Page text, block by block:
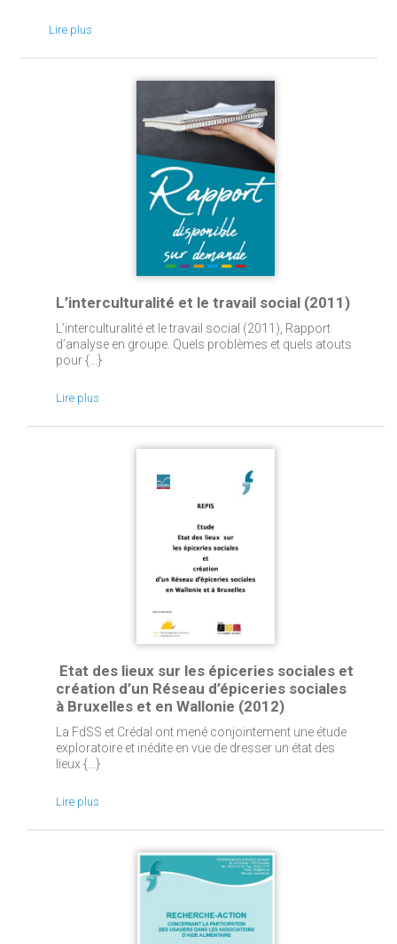
Lire plus
L’interculturalité et le travail social (2011)
L’interculturalité et le travail social (2011), Rapport
d’analyse en groupe. Quels problèmes et quels atouts
pour {...}
Lire plus
Etat des lieux sur les épiceries sociales et
création d’un Réseau d’épiceries sociales
à Bruxelles et en Wallonie (2012)
La FdSS et Crédal ont mené conjointement une étude
exploratoire et inédite en vue de dresser un état des
lieux {...}
Lire plus